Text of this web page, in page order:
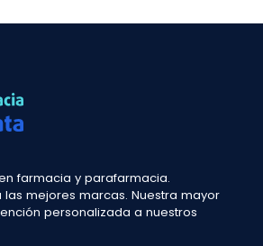
farmacia y parafarmacia.
mejores marcas. Nuestra mayor
personalizada a nuestros